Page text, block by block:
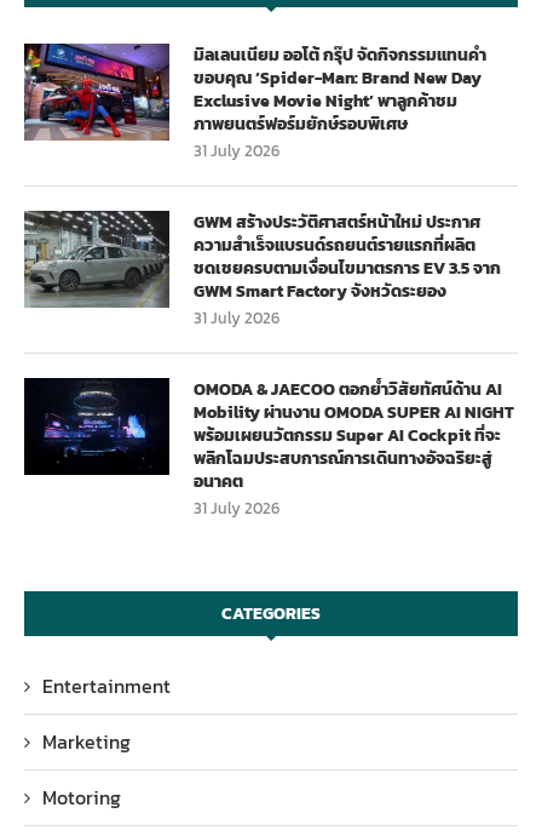
มิลเลนเนียม ออโต้ กรุ๊ป จัดกิจกรรมแทนคำ
ขอบคุณ ‘Spider-Man: Brand New Day
Exclusive Movie Night’ พาลูกค้าชม
ภาพยนตร์ฟอร์มยักษ์รอบพิเศษ
31 July 2026
GWM สร้างประวัติศาสตร์หน้าใหม่ ประกาศ
ความสำเร็จแบรนด์รถยนต์รายแรกที่ผลิต
ชดเชยครบตามเงื่อนไขมาตรการ EV 3.5 จาก
GWM Smart Factory จังหวัดระยอง
31 July 2026
OMODA & JAECOO ตอกย้ำวิสัยทัศน์ด้าน AI
Mobility ผ่านงาน OMODA SUPER AI NIGHT
พร้อมเผยนวัตกรรม Super AI Cockpit ที่จะ
พลิกโฉมประสบการณ์การเดินทางอัจฉริยะสู่
อนาคต
31 July 2026
CATEGORIES
Entertainment
Marketing
Motoring